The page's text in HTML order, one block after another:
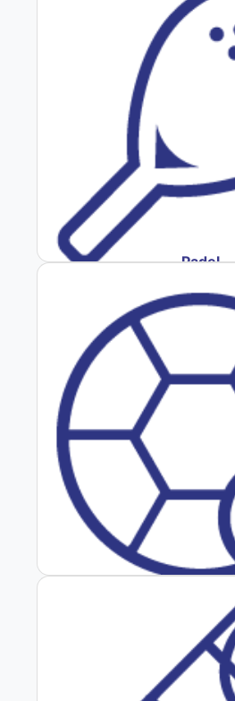
Padel
Baby